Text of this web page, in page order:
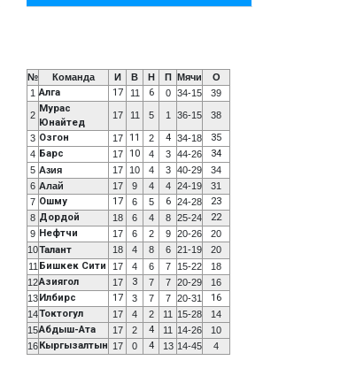
№ Команда И В Н П Мячи
О
1 Алга 17 11 6 0 34-15 39
2
Мурас
Юнайтед
17 11 5 1 36-15 38
3 Озгон 17 11 2 4 34-18 35
4 Барс 17 10 4 3 44-26 34
5 Азия 17 10 4 3 40-29
34
6 Алай 17 9 4 4 24-19
31
7 Ошму 17 6 5 6 24-28 23
8 Дордой 18 6 4 8 25-24 22
9 Нефтчи 17 6 2 9 20-26
20
10Талант 18 4 8 6 21-19
20
11 Бишкек Сити 17 4 6 7 15-22
18
12Азиягол 17 3 7 7 20-29
16
13 Илбирс 17 3 7 7 20-31 16
14Токтогул 17 4 2 11 15-28
14
15Абдыш-Ата 17 2 4 11 14-26
10
16 Кыргызалтын 17 0 4 13 14-45 4